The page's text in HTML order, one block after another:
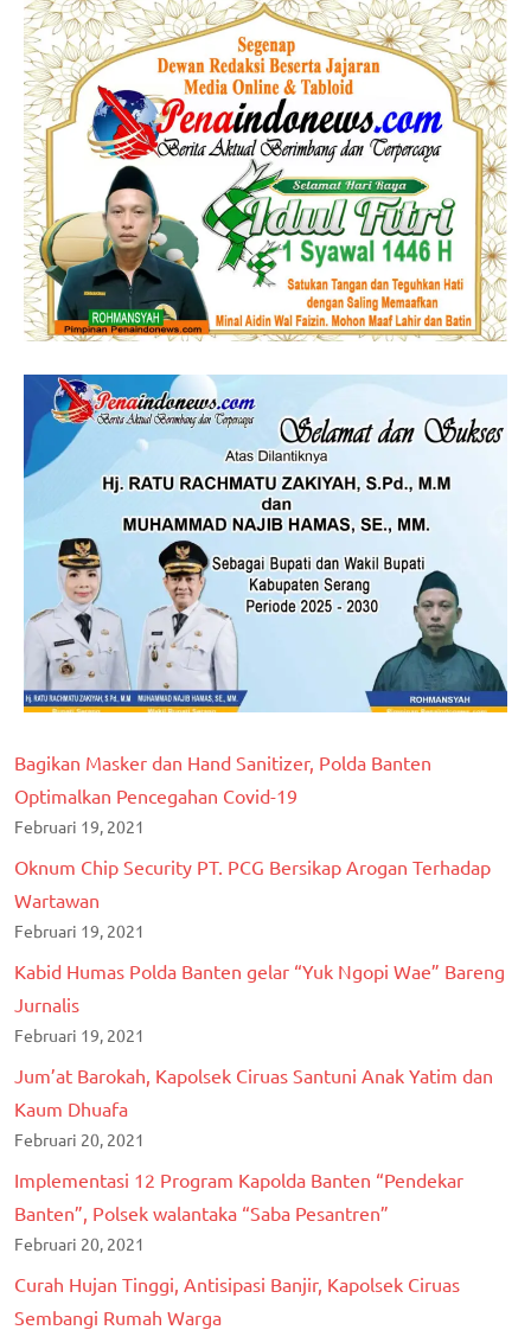
Bagikan Masker dan Hand Sanitizer, Polda Banten
Optimalkan Pencegahan Covid-19
Februari 19, 2021
Oknum Chip Security PT. PCG Bersikap Arogan Terhadap
Wartawan
Februari 19, 2021
Kabid Humas Polda Banten gelar “Yuk Ngopi Wae” Bareng
Jurnalis
Februari 19, 2021
Jum’at Barokah, Kapolsek Ciruas Santuni Anak Yatim dan
Kaum Dhuafa
Februari 20, 2021
Implementasi 12 Program Kapolda Banten “Pendekar
Banten”, Polsek walantaka “Saba Pesantren”
Februari 20, 2021
Curah Hujan Tinggi, Antisipasi Banjir, Kapolsek Ciruas
Sembangi Rumah Warga